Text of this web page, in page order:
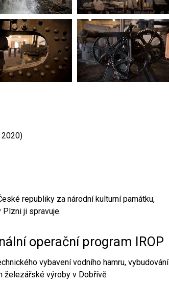
republiky za národní kulturní památku,
ji spravuje.
operační program IROP
vybavení vodního hamru, vybudování
železářské výroby v Dobřívě.